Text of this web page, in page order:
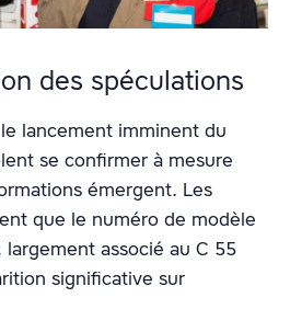
des spéculations
lancement imminent du
se confirmer à mesure
émergent. Les
que le numéro de modèle
largement associé au C 55
significative sur